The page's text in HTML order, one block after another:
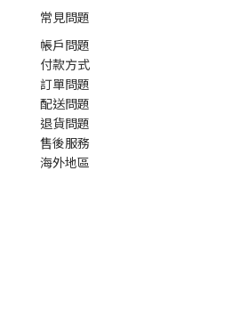
常見問題
帳戶問題
付款方式
訂單問題
配送問題
退貨問題
售後服務
海外地區